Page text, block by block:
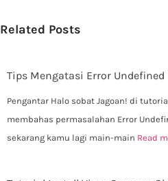
Related Posts
Tips Mengatasi Error Undefined
Pengantar Halo sobat Jagoan! di
membahas permasalahan Error
sekarang kamu lagi main-main Read